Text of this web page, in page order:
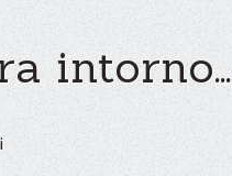
intorno...